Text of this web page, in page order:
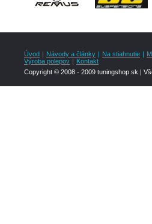
Úvod | Návody a články | Na stiahnutie |
Výroba polepov | Kontakt
Copyright © 2008 - 2009 tuningshop.sk |